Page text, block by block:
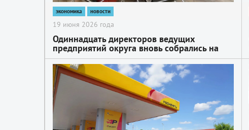
экономика новости
19 июня 2026 года
Одиннадцать директоров ведущих
предприятий округа вновь собрались на
Совет
2